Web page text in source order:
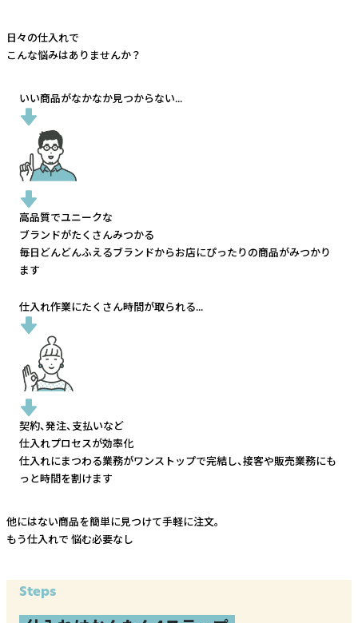
日々の仕入れで
こんな悩みはありませんか？
いい商品がなかなか見つからない...
高品質でユニークな
ブランドがたくさんみつかる
毎日どんどんふえるブランドからお店にぴったりの商品がみつかり
ます
仕入れ作業にたくさん時間が取られる...
契約、発注、支払いなど
仕入れプロセスが効率化
仕入れにまつわる業務がワンストップで完結し、接客や販売業務にも
っと時間を割けます
他にはない商品を簡単に見つけて手軽に注文。
もう仕入れで 悩む必要なし
Steps